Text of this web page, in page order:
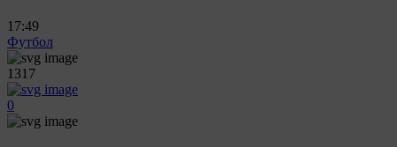
17:49
Футбол
1317
0